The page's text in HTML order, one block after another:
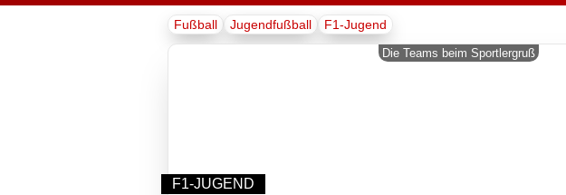
Menü
ausblenden
Startseite
Fußball Jugendfußball F1-Jugend
F1-JUGEND
Die Teams beim Sportlergruß